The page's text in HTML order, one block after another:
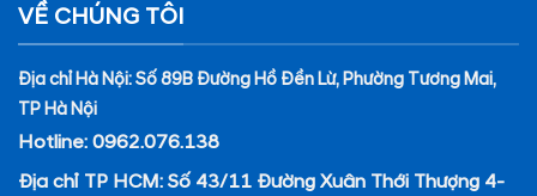
VỀ CHÚNG TÔI
Địa chỉ Hà Nội: Số 89B Đường Hồ Đền Lừ, Phường Tương Mai,
TP Hà Nội
Hotline: 0962.076.138
Địa chỉ TP HCM: Số 43/11 Đường Xuân Thới Thượng 4-